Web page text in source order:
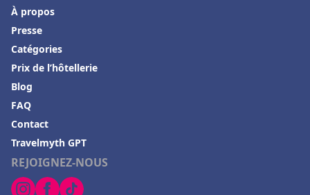
REJOIGNEZ-NOUS
À propos
Presse
Catégories
Prix de l’hôtellerie
Blog
FAQ
Contact
Travelmyth GPT